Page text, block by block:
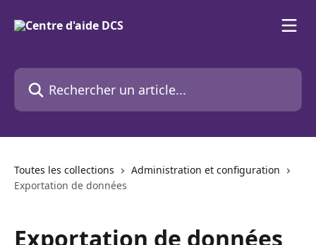
Rechercher un article...
Toutes les collections
Administration et configuration
Exportation de données
Exportation de données